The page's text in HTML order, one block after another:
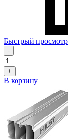
Быстрый просмотр
-
+
В корзину